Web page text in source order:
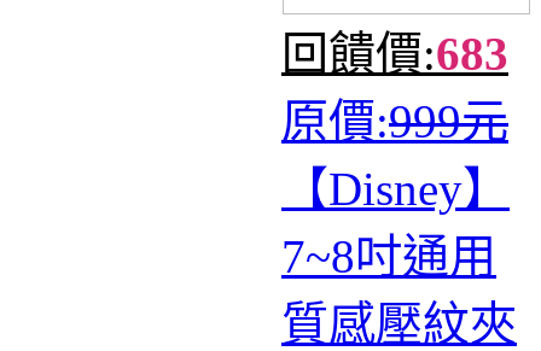
回饋價:683
原價:999元
【Disney】
7~8吋通用
質感壓紋夾